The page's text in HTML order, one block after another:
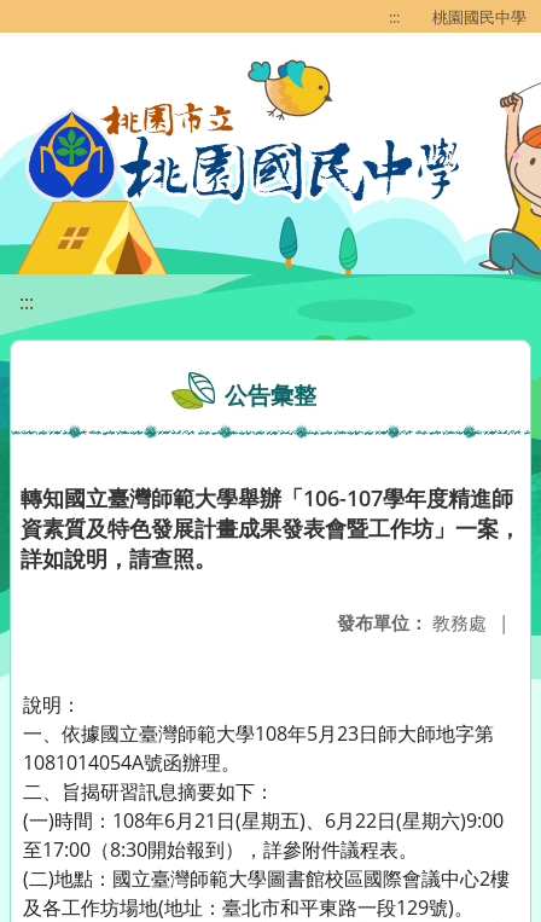
::: 桃園國民中學
:::
公告彙整
轉知國立臺灣師範大學舉辦「106-107學年度精進師
資素質及特色發展計畫成果發表會暨工作坊」一案，
詳如說明，請查照。
發布單位： 教務處 |
說明：
一、依據國立臺灣師範大學108年5月23日師大師地字第
1081014054A號函辦理。
二、旨揭研習訊息摘要如下：
(一)時間：108年6月21日(星期五)、6月22日(星期六)9:00
至17:00（8:30開始報到），詳參附件議程表。
(二)地點：國立臺灣師範大學圖書館校區國際會議中心2樓
及各工作坊場地(地址：臺北市和平東路一段129號)。